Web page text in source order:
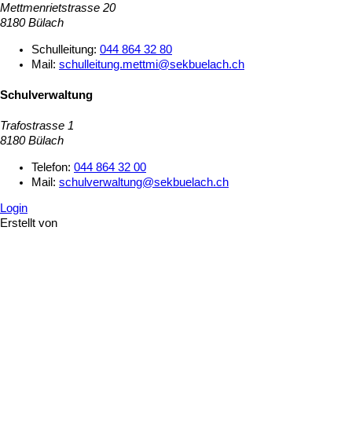
Mettmenrietstrasse 20
8180 Bülach
Schulleitung: 044 864 32 80
Mail: schulleitung.mettmi@sekbuelach.ch
Schulverwaltung
Trafostrasse 1
8180 Bülach
Telefon: 044 864 32 00
Mail: schulverwaltung@sekbuelach.ch
Login
Erstellt von